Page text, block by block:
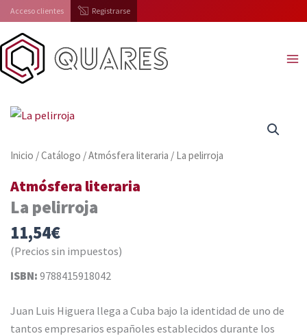
al
contenido
Acceso clientes Registrarse
Inicio /Catálogo /Atmósfera literaria / La pelirroja
Atmósfera literaria
La pelirroja
11,54€
(Precios sin impuestos)
ISBN: 9788415918042
Juan Luis Higuera llega a Cuba bajo la identidad de uno de
tantos empresarios españoles establecidos durante los